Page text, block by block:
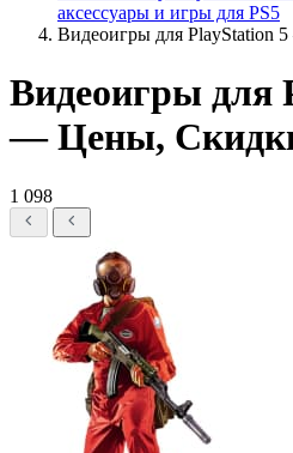
аксессуары и игры для PS5
Видеоигры для PlayStation
Видеоигры для
— Цены,
1 098